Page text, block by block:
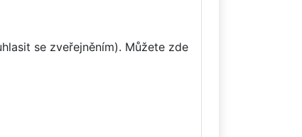
se zveřejněním). Můžete zde